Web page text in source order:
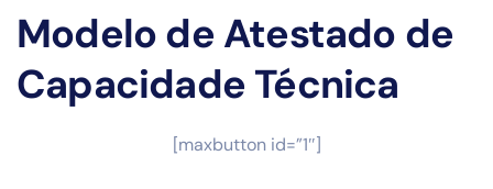
Modelo de Atestado de
Capacidade Técnica
[maxbutton id=”1″]